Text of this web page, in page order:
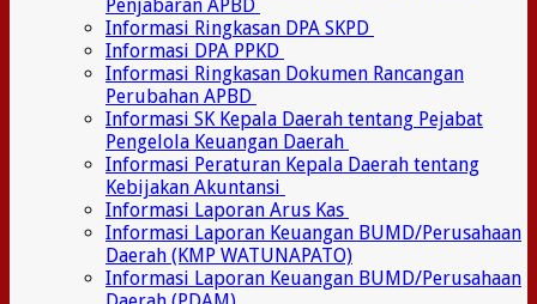
Penjabaran APBD
Informasi Ringkasan DPA SKPD
Informasi DPA PPKD
Informasi Ringkasan Dokumen Rancangan
Perubahan APBD
Informasi SK Kepala Daerah tentang Pejabat
Pengelola Keuangan Daerah
Informasi Peraturan Kepala Daerah tentang
Kebijakan Akuntansi
Informasi Laporan Arus Kas
Informasi Laporan Keuangan BUMD/Perusahaan
Daerah (KMP WATUNAPATO)
Informasi Laporan Keuangan BUMD/Perusahaan